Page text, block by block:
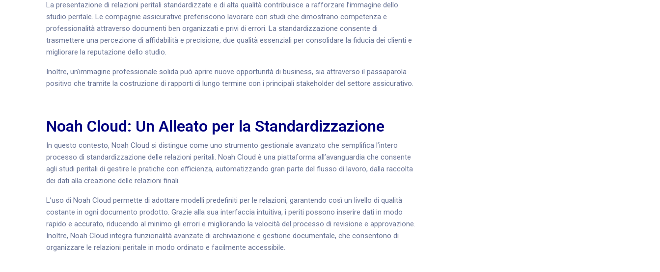
La presentazione di relazioni peritali standardizzate e di alta qualità contribuisce a rafforzare l’immagine dello
studio peritale. Le compagnie assicurative preferiscono lavorare con studi che dimostrano competenza e
professionalità attraverso documenti ben organizzati e privi di errori. La standardizzazione consente di
trasmettere una percezione di affidabilità e precisione, due qualità essenziali per consolidare la fiducia dei clienti e
migliorare la reputazione dello studio.
Inoltre, un’immagine professionale solida può aprire nuove opportunità di business, sia attraverso il passaparola
positivo che tramite la costruzione di rapporti di lungo termine con i principali stakeholder del settore assicurativo.
Noah Cloud: Un Alleato per la Standardizzazione
In questo contesto, Noah Cloud si distingue come uno strumento gestionale avanzato che semplifica l’intero
processo di standardizzazione delle relazioni peritali. Noah Cloud è una piattaforma all’avanguardia che consente
agli studi peritali di gestire le pratiche con efficienza, automatizzando gran parte del flusso di lavoro, dalla raccolta
dei dati alla creazione delle relazioni finali.
L’uso di Noah Cloud permette di adottare modelli predefiniti per le relazioni, garantendo così un livello di qualità
costante in ogni documento prodotto. Grazie alla sua interfaccia intuitiva, i periti possono inserire dati in modo
rapido e accurato, riducendo al minimo gli errori e migliorando la velocità del processo di revisione e approvazione.
Inoltre, Noah Cloud integra funzionalità avanzate di archiviazione e gestione documentale, che consentono di
organizzare le relazioni peritale in modo ordinato e facilmente accessibile.